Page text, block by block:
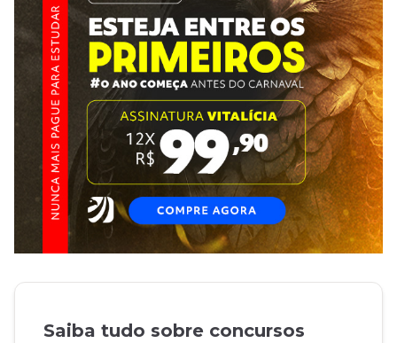
Saiba tudo sobre concursos